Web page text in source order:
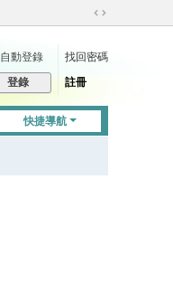
切
到
自動登錄
找回密碼
登錄 註冊
快捷導航